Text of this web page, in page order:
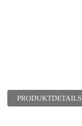
PRODUKTDETAILS